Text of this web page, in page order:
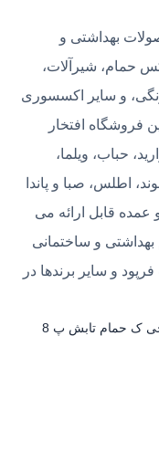
بهداشتی و
حمام، شیرآلات،
و سایر اکسسوری
فروشگاه افتخار
حباب، ویلما،
اطلس، صبا و پاندا
قابل ارائه می
بهداشتی و ساختمانی
و سایر برندها در
تهران خیابان پانزده خرداد غربی ک بادامچی ک حمام تابش پ 8